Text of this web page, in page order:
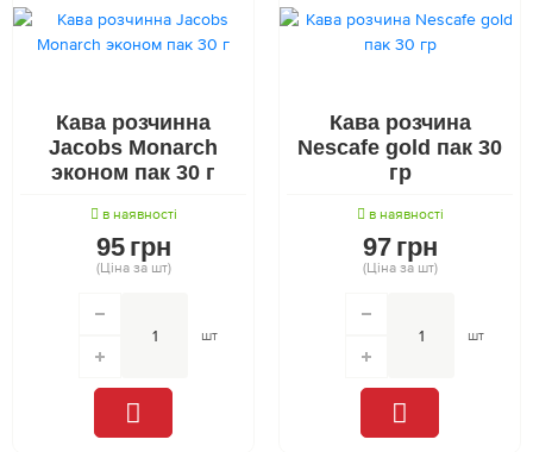
Кава розчинна
Jacobs Monarch
эконом пак 30 г
в наявності
95 грн
(Ціна за шт)
шт
Кава розчина
Nescafe gold пак 30
гр
в наявності
97 грн
(Ціна за шт)
шт